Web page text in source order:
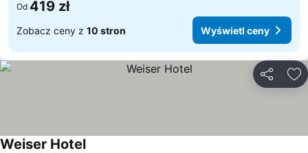
Od 419 zł
Zobacz ceny z 10 stron Wyświetl ceny
Weiser Hotel